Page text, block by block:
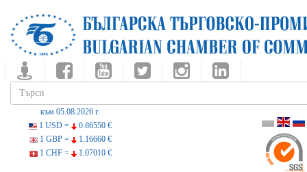
към 05.08.2026 г.
1 USD =
0.86550 €
1 GBP =
1.16660 €
1 CHF =
1.07010 €